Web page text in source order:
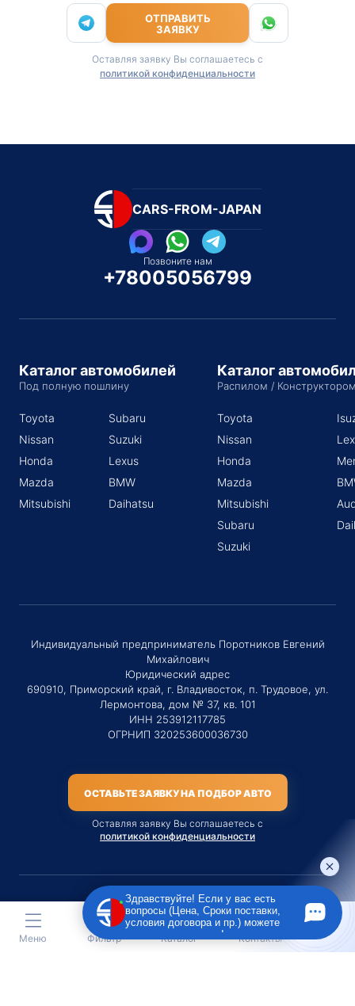
ОТПРАВИТЬ
ЗАЯВКУ
Оставляя заявку Вы соглашаетесь с
политикой конфиденциальности
CARS-FROM-JAPAN
Позвоните нам
+78005056799
Каталог автомобилей
Под полную пошлину
Toyota
Nissan
Honda
Mazda
Mitsubishi
Subaru
Suzuki
Lexus
BMW
Daihatsu
Каталог
Распилом /
Toyota
Nissan
Honda
Mazda
Mitsubishi
Subaru
Suzuki
Индивидуальный предприниматель Поротников Евгений
Михайлович
Юридический адрес
690910, Приморский край, г. Владивосток, п. Трудовое, ул.
Лермонтова, дом № 37, кв. 101
ИНН 253912117785
ОГРНИП 320253600036730
ОСТАВЬТЕ ЗАЯВКУ НА ПОДБОР АВТО
Оставляя заявку Вы соглашаетесь с
политикой конфиденциальности
Материалы данного сайта являются публичной офертой
только на услугу сопровождения Агентом приобретения
транспортного средства Клиентом.
Меню Фильтр Каталог Контакты
Здравствуйте! Если у вас есть
вопросы (Цена, Сроки поставки,
условия договора и пр.) можете
задать их мне в чат!